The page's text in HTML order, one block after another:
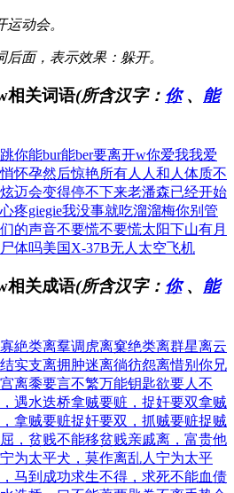
运动会。
后面，表示效果：躲开。
相关词语(所含汉字： 你、 能
你能bur能ber要离开w你爱我我爱
怀孕然后惊艳所有人 人和人体质不
迈会变得停不下来老潘森已经开始
疼giegie我没事就吃溜溜梅你别管
的声音不要慌不要慌太阳下山有月
体吗美国X-37B无人太空飞机
相关成语(所含汉字： 你、 能
絶类离羣调虎离窠绝类离群星离云
实支离拥肿迷离徜彷怨离惜别 你兄
离黍要言不繁万能钥匙欲要人不
遇水迭桥拿贼要赃，捉奸要双拿贼
拿贼要赃捉奸要双，抓贼要赃捉贼
，贫贱不能移贫贱亲戚离，富贵他
宁为太平犬，莫作离乱人 宁为太平
马到成功求生不得，求死不能血债